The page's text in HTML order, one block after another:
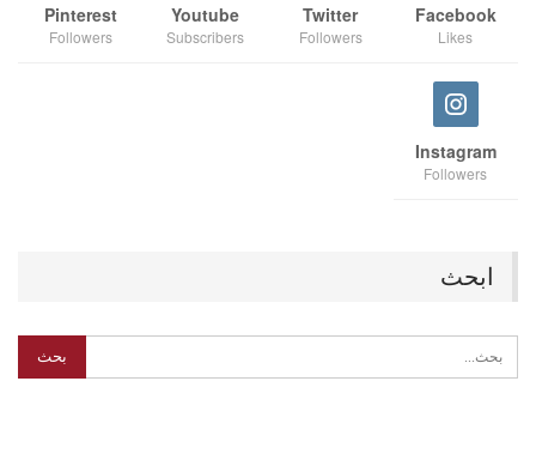
Facebook
Likes
Twitter
Followers
Youtube
Subscribers
Pinterest
Followers
Instagram
Followers
ابحث